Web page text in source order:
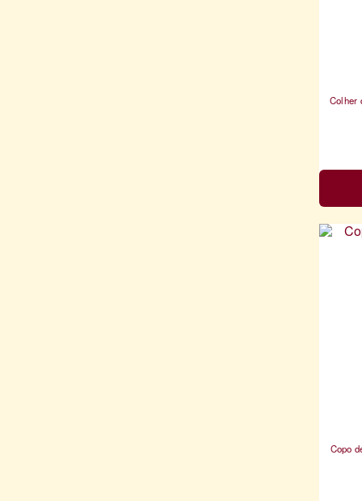
Colher
Copo